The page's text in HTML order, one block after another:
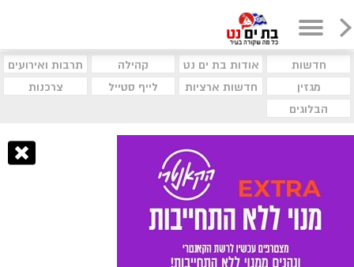
חדשות אודות בת ים נט קהילה
תרבות ואירועים
מגזין
חדשות ארציות לייף סטייל
צרכנות
הבלוגים